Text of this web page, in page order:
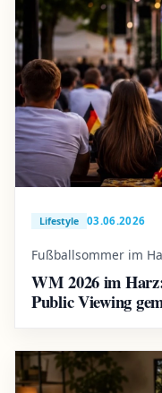
Lifestyle 03.06.2026
Fußballsommer im
WM 2026 im
Public Viewing